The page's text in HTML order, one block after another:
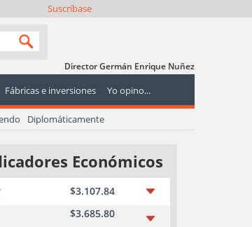
Suscríbase
Director Germán Enrique Nuñez
Fábricas e inversiones Yo opino...
Diplomáticamente
Económicos
$3.107.84
$3.685.80